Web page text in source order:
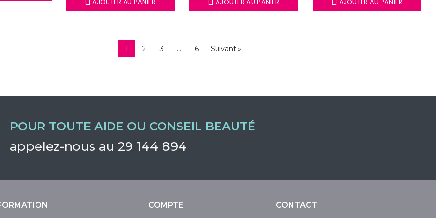
AJOUTER AU PANIER AJOUTER AU PANIER AJOUTER AU PANIER
1 2 3 … 6 Suivant »
POUR TOUTE AIDE OU CONSEIL BEAUTÉ
appelez-nous au 29 144 894
COMPTE CONTACT